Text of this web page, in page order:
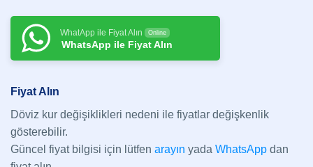
WhatApp ile Fiyat Alın Online
WhatsApp ile Fiyat Alın
Fiyat Alın
Döviz kur değişiklikleri nedeni ile fiyatlar değişkenlik
gösterebilir.
Güncel fiyat bilgisi için lütfen arayın yada WhatsApp dan